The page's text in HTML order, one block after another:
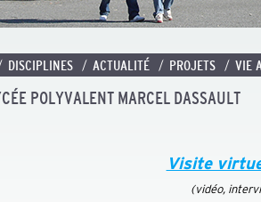
DISCIPLINES / ACTUALITÉ / PROJETS / VIE
POLYVALENT MARCEL DASSAULT
Visite
(vidéo,